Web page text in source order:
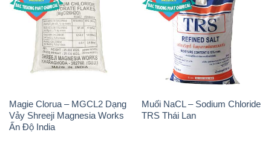
Magie Clorua – MGCL2 Dạng
Vảy Shreeji Magnesia Works
Ấn Độ India
Muối NaCL – Sodium Chloride
TRS Thái Lan